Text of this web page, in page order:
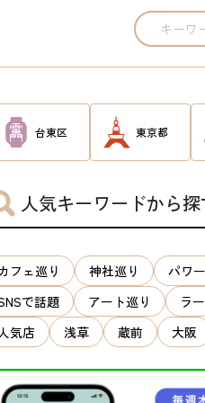
台東区 東京都
人気キーワードから探
フェ巡り 神社巡り
パワ
で話題
アート巡り
ラ
気店
浅草 蔵前 大阪